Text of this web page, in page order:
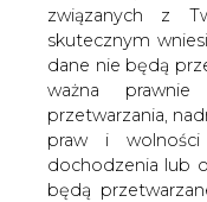
związanych z
skutecznym
dane nie będą
ważna
przetwarzania,
praw i
dochodzenia lub
będą
traktuje